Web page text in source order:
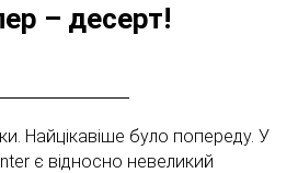
– десерт!
Найцікавіше було попереду. У
є відносно невеликий